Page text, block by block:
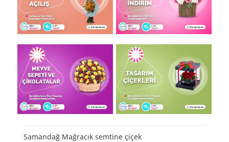
Samandağ Mağracık semtine çiçek